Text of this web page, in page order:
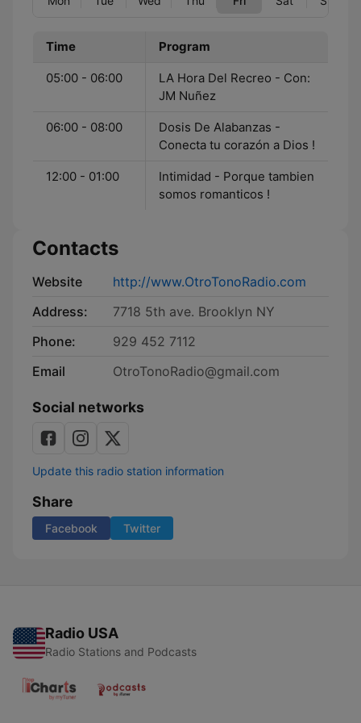
Time Program
05:00 - 06:00
LA Hora Del Recreo - Con:
JM Nuñez
06:00 - 08:00
Dosis De Alabanzas -
Conecta tu corazón a Dios !
12:00 - 01:00
Intimidad - Porque tambien
somos romanticos !
Contacts
Website
http://www.OtroTonoRadio.com
Address:
7718 5th ave. Brooklyn NY
Phone:
929 452 7112
Email
OtroTonoRadio@gmail.com
Social networks
Update this radio station information
Share
Facebook Twitter
Radio USA
Radio Stations and Podcasts